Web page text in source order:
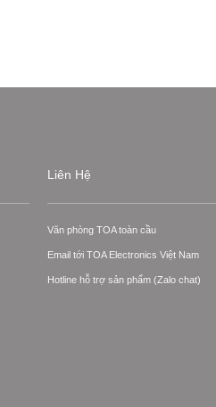
Liên Hệ
Văn phòng TOA toàn cầu
Email tới TOA Electronics Việt Nam
Hotline hỗ trợ sản phẩm (Zalo chat)